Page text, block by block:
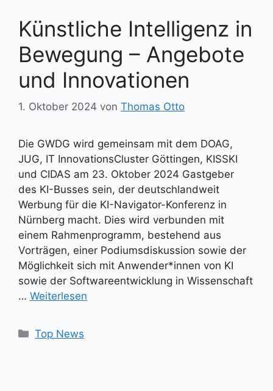
Künstliche Intelligenz in
Bewegung – Angebote
und Innovationen
1. Oktober 2024 von Thomas Otto
Die GWDG wird gemeinsam mit dem DOAG,
JUG, IT InnovationsCluster Göttingen, KISSKI
und CIDAS am 23. Oktober 2024 Gastgeber
des KI-Busses sein, der deutschlandweit
Werbung für die KI-Navigator-Konferenz in
Nürnberg macht. Dies wird verbunden mit
einem Rahmenprogramm, bestehend aus
Vorträgen, einer Podiumsdiskussion sowie der
Möglichkeit sich mit Anwender*innen von KI
sowie der Softwareentwicklung in Wissenschaft
… Weiterlesen
Kategorien
Top News